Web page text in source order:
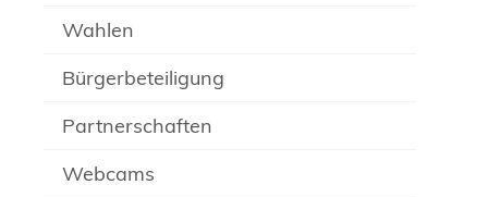
Wahlen
Bürgerbeteiligung
Partnerschaften
Webcams